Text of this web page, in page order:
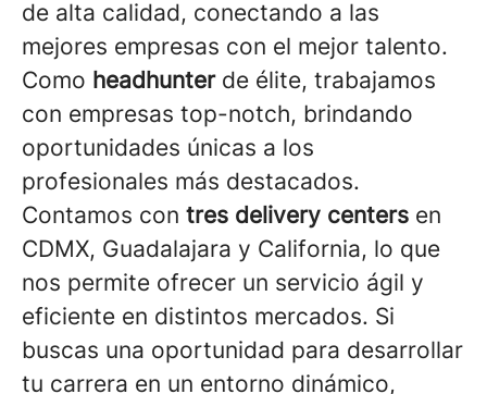
de alta calidad, conectando a las
mejores empresas con el mejor talento.
Como headhunterde élite, trabajamos
con empresas top-notch, brindando
oportunidades únicas a los
profesionales más destacados.
Contamos con tres delivery centers en
CDMX, Guadalajara y California, lo que
nos permite ofrecer un servicio ágil y
eficiente en distintos mercados. Si
buscas una oportunidad para desarrollar
tu carrera en un entorno dinámico,